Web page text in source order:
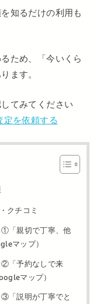
知るだけの利用も
ため、「今いくら
ます。
てみてください
定を依頼する
クチコミ
①「親切で丁寧、他
マップ）
②「予約なしで来
マップ）
③「説明が丁寧でと